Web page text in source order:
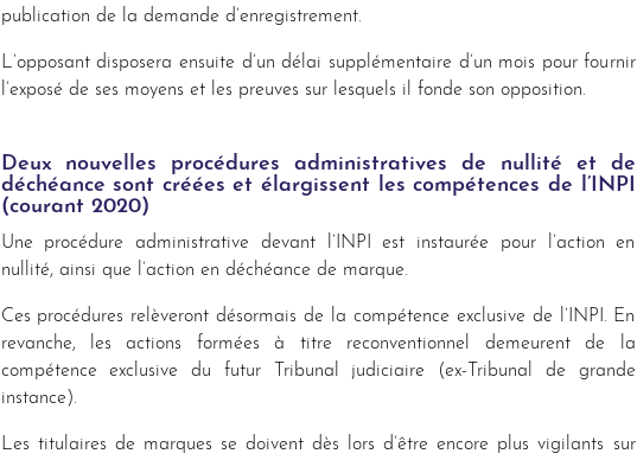
publication de la demande d’enregistrement.
L’opposant disposera ensuite d’un délai supplémentaire d’un mois pour fournir
l’exposé de ses moyens et les preuves sur lesquels il fonde son opposition.
Deux nouvelles procédures administratives de nullité et de
déchéance sont créées et élargissent les compétences de l’INPI
(courant 2020)
Une procédure administrative devant l’INPI est instaurée pour l’action en
nullité, ainsi que l’action en déchéance de marque.
Ces procédures relèveront désormais de la compétence exclusive de l’INPI. En
revanche, les actions formées à titre reconventionnel demeurent de la
compétence exclusive du futur Tribunal judiciaire (ex-Tribunal de grande
instance).
Les titulaires de marques se doivent dès lors d’être encore plus vigilants sur